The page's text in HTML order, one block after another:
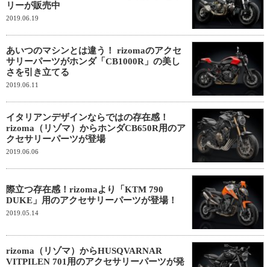
リーが販売中
2019.06.19
あいつのマシンとは違う！ rizomaのアクセ
サリーパーツがホンダ「CB1000R」の美し
さを引き立てる
2019.06.11
イタリアンデザインならではの存在感！
rizoma（リゾマ）からホンダCB650R用のア
クセサリーパーツが登場
2019.06.06
際立つ存在感！rizomaより「KTM 790
DUKE」用のアクセサリーパーツが登場！
2019.05.14
rizoma（リゾマ）からHUSQVARNAR
VITPILEN 701用のアクセサリーパーツが発